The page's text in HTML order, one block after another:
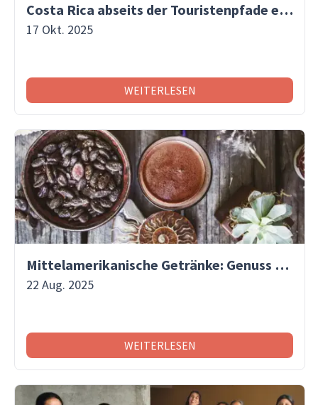
Costa Rica abseits der Touristenpfade entdecken
17 Okt. 2025
WEITERLESEN
Mittelamerikanische Getränke: Genuss mit Tradition
22 Aug. 2025
WEITERLESEN